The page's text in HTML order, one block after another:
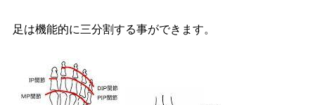
足は機能的に三分割する事ができます。